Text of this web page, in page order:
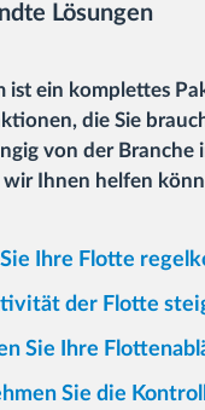
Lösungen
ist ein komplettes
die Sie
von der Branche
wir Ihnen helfen
Ihre Flotte
der Flotte
Sie Ihre
Sie die